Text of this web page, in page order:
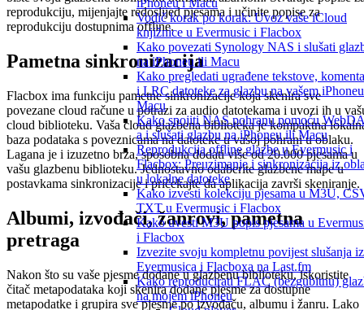
iPhoneu i Macu
Vodič korak po korak: Uvoz vaše iCloud
knjižnice u Evermusic i Flacbox
Kako povezati Synology NAS i slušati
na iPhoneu ili Macu
Kako pregledati ugrađene tekstove,
i LRC datoteke za glazbu na vašem
Macu
Kako spojiti NAS pohranu pomoću
a i slušati glazbu na iPhoneu ili Macu
Reprodukcija offline glazbe u Evermusic i
Flacbox: Preuzimanje i sinkronizacija iz
u lokalne datoteke
Kako izvesti kolekciju pjesama u M3U,
TXT u Evermusic i Flacbox
Kako uvesti M3U popis pjesama u
i Flacbox
Izvezite svoju kompletnu povijest slušanja iz
Evermusica i Flacboxa na Last.fm
Kako reproducirati FLAC (bezgubitnu)
na mojem iPhoneu
reprodukciju, mijenjajte redoslijed pjesama i učinite popise za
reprodukciju dostupnima offline.
Pametna sinkronizacija
Flacbox ima funkciju pametne sinkronizacije koja skenira sve
povezane cloud račune u potrazi za audio datotekama i uvozi ih u
cloud biblioteku. Vaša cloud glazbena biblioteka je kompaktna
baza podataka s poveznicama na datoteke u vašoj pohrani u oblaku.
Lagana je i izuzetno brza, sposobna dodati više od 20.000 pjesama u
vašu glazbenu biblioteku. Jednostavno odaberite glazbene mape u
postavkama sinkronizacije i pričekajte da aplikacija završi skeniranje.
Albumi, izvođači, žanrovi, pametna
pretraga
Nakon što su vaše pjesme dodane u glazbenu biblioteku, iskoristite
čitač metapodataka koji skenira dodane pjesme za dostupne
metapodatke i grupira sve pjesme po izvođaču, albumu i žanru. Lako